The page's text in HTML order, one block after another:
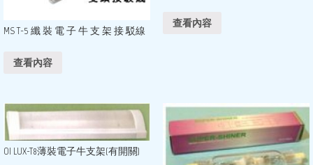
MS T-5 纖 裝 電 子 牛 支 架 接 駁線
查看內容
查看內容
OI LUX-T8薄裝電子牛支架(有開關)